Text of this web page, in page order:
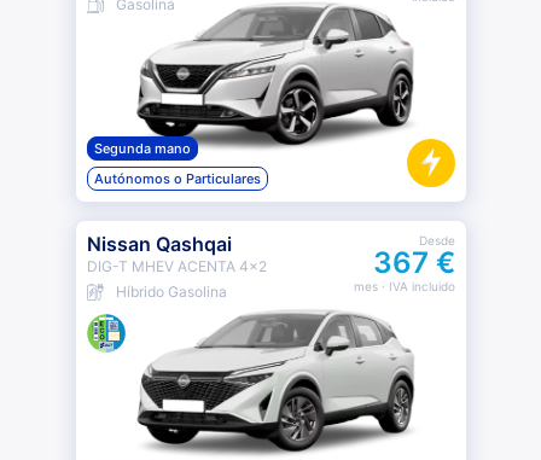
Gasolina
Segunda mano
Autónomos o Particulares
Nissan Qashqai
DIG-T MHEV ACENTA 4x2
Híbrido Gasolina
Desde
367 €
mes· IVA incluido